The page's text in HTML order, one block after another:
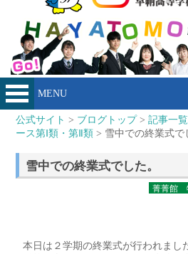
MENU
公式サイト > ブログトップ>記事一覧
ース第Ⅰ類・第Ⅱ類 > 雪中での終業式で
雪中での終業式でした。
菁菁館
本日は２学期の終業式が行われまし